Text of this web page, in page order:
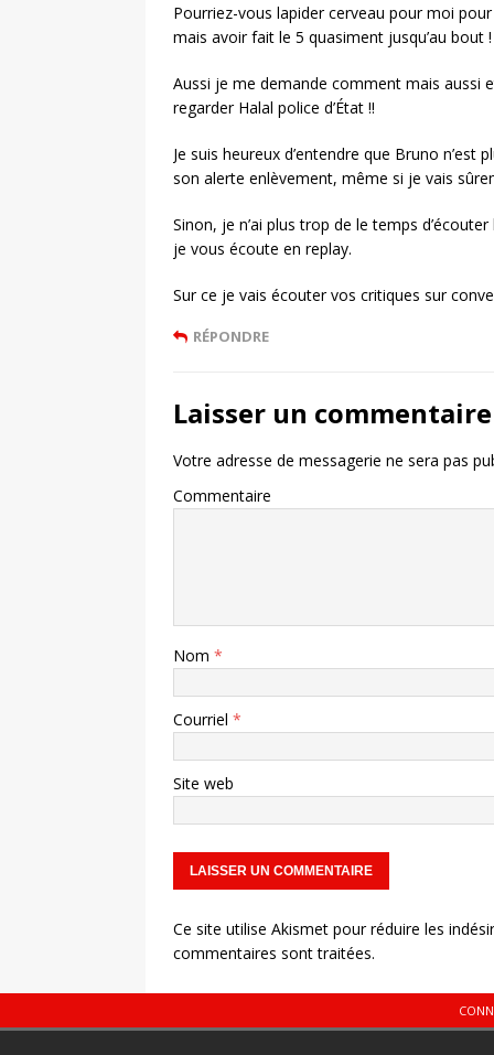
Pourriez-vous lapider cerveau pour moi
mais avoir fait le 5 quasiment jusqu’au bout !
Aussi je me demande comment mais aussi
regarder Halal police d’État !!
Je suis heureux d’entendre que Bruno
son alerte enlèvement, même si je vais
Sinon, je n’ai plus trop de le temps
je vous écoute en replay.
Sur ce je vais écouter vos critiques sur
RÉPONDRE
Laisser un commentaire
Votre adresse de messagerie ne sera pas
Commentaire
Nom *
Courriel *
Site web
Ce site utilise Akismet pour réduire les
commentaires sont traitées.